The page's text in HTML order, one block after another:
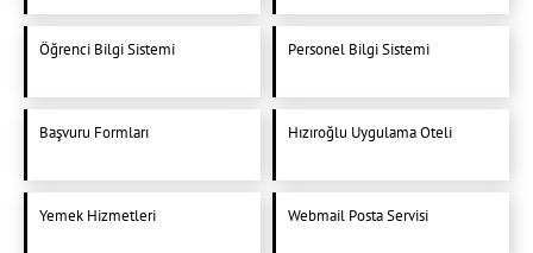
Öğrenci Bilgi Sistemi Personel Bilgi Sistemi
Başvuru Formları Hızıroğlu Uygulama Oteli
Yemek Hizmetleri Webmail Posta Servisi